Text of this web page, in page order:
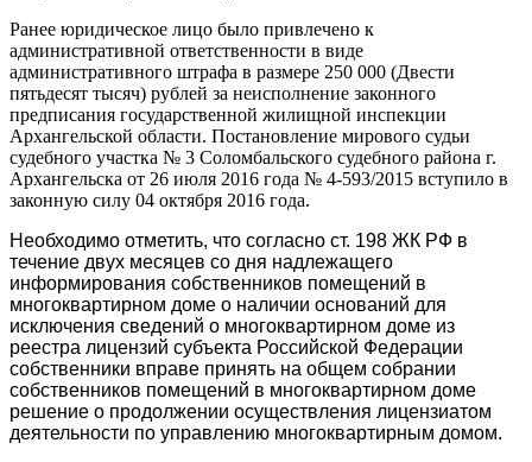
Ранее юридическое лицо было привлечено к
административной ответственности в виде
административного штрафа в размере 250 000 (Двести
пятьдесят тысяч) рублей за неисполнение законного
предписания государственной жилищной инспекции
Архангельской области. Постановление мирового судьи
судебного участка № 3 Соломбальского судебного района г.
Архангельска от 26 июля 2016 года № 4-593/2015 вступило в
законную силу 04 октября 2016 года.
Необходимо отметить, что согласно ст. 198 ЖК РФ в
течение двух месяцев со дня надлежащего
информирования собственников помещений в
многоквартирном доме о наличии оснований для
исключения сведений о многоквартирном доме из
реестра лицензий субъекта Российской Федерации
собственники вправе принять на общем собрании
собственников помещений в многоквартирном доме
решение о продолжении осуществления лицензиатом
деятельности по управлению многоквартирным домом.